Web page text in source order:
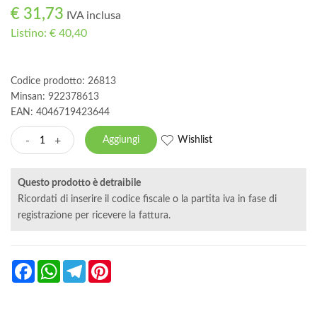
€ 31,73 IVA inclusa
Listino: € 40,40
Codice prodotto: 26813
Minsan: 922378613
EAN: 4046719423644
- + Aggiungi Wishlist
Questo prodotto è detraibile
Ricordati di inserire il codice fiscale o la partita iva in fase di
registrazione per ricevere la fattura.
FacebookWhatsAppTelegram